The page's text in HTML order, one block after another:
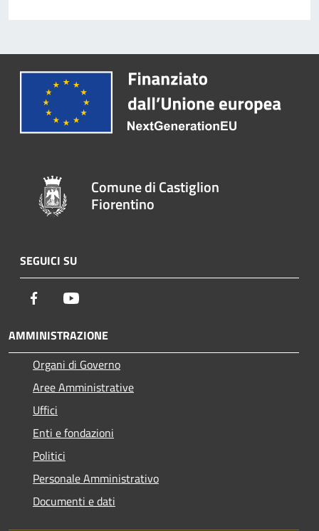
Comune di Castiglion
Fiorentino
SEGUICI SU
Facebook
AMMINISTRAZIONE
Organi di Governo
Aree Amministrative
Uffici
Enti e fondazioni
Politici
Personale Amministrativo
Documenti e dati